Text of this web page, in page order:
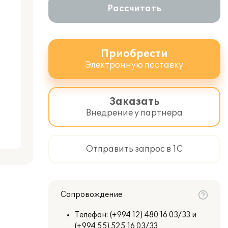
Рассчитать
Приобрести
Электронную поставку
Заказать
Внедрение у партнера
Отправить запрос в 1С
Сопровождение
Телефон: (+994 12) 480 16 03/33 и
(+994 55) 525 16 03/33